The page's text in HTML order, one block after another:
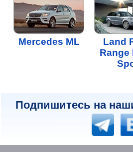
Mercedes ML
Land
Range
Подпишитесь на